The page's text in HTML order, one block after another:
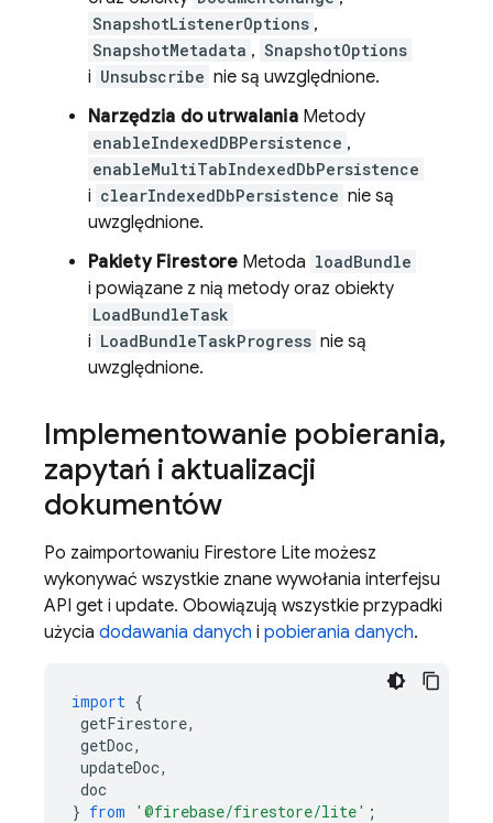
SnapshotListenerOptions ,
SnapshotMetadata , SnapshotOptions
i Unsubscribe nie są uwzględnione.
Narzędzia do utrwalaniaMetody
enableIndexedDBPersistence ,
enableMultiTabIndexedDbPersistence
i clearIndexedDbPersistence nie są
uwzględnione.
Pakiety Firestore Metoda loadBundle
i powiązane z nią metody oraz obiekty
LoadBundleTask
i LoadBundleTaskProgress nie są
uwzględnione.
Implementowanie pobierania,
zapytań i aktualizacji
dokumentów
Po zaimportowaniu Firestore Lite możesz
wykonywać wszystkie znane wywołania interfejsu
API get i update. Obowiązują wszystkie przypadki
użycia dodawania danych i pobierania danych.
import {
getFirestore,
getDoc,
updateDoc,
doc
} from '@firebase/firestore/lite' ;